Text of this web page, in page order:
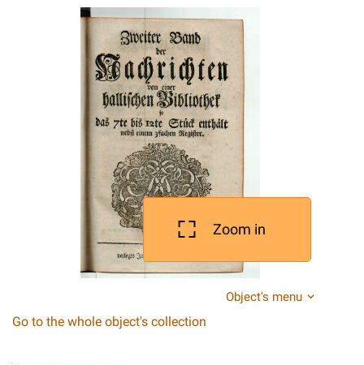
Zoom in
Object's menu
Go to the whole object's collection